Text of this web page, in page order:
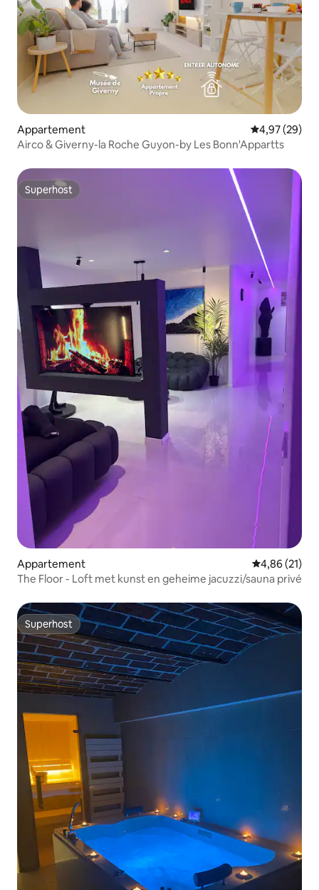
Appartement Gemiddelde
4,97 (29)
Airco & Giverny-la Roche Guyon-by Les Bonn'Appartts
Superhost
Superhost
Appartement Gemiddelde
4,86 (21)
The Floor - Loft met kunst en geheime jacuzzi/sauna privé
Superhost
Superhost